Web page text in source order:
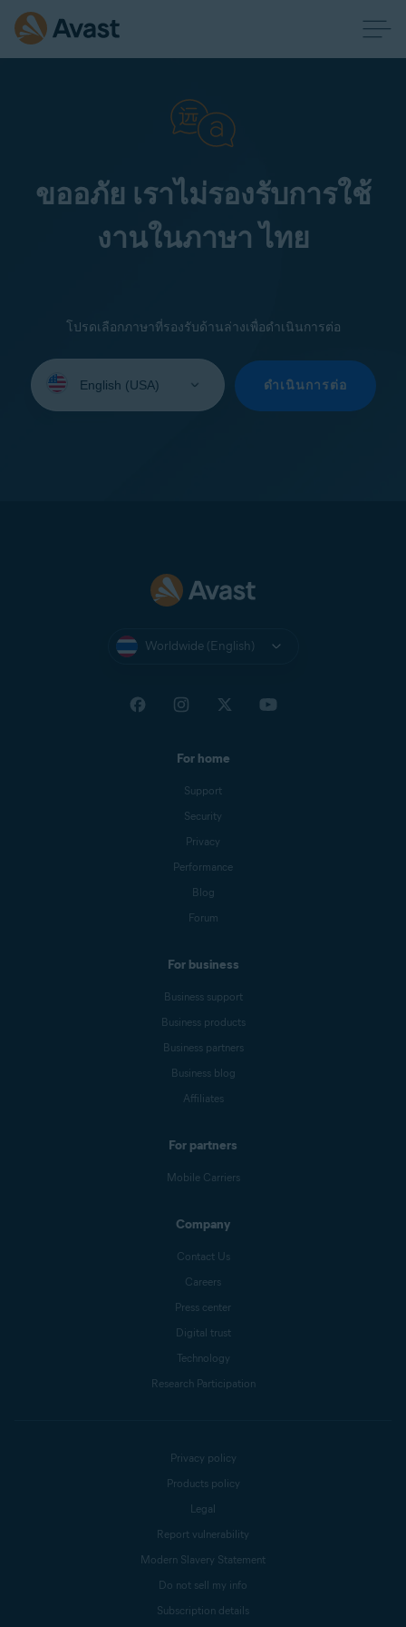
ขออภัย เราไม่รองรับการใช้
งานในภาษา ไทย
โปรดเลือกภาษาที่รองรับด้านล่างเพื่อดำเนินการต่อ
your
ดำเนินการต่อ
Worldwide (English)
For home
Support
Security
Privacy
Performance
Blog
Forum
For business
Business support
Business products
Business partners
Business blog
Affiliates
For partners
Mobile Carriers
Company
Contact Us
Careers
Press center
Digital trust
Technology
Research Participation
Privacy policy
Products policy
Legal
Report vulnerability
Modern Slavery Statement
Do not sell my info
Subscription details